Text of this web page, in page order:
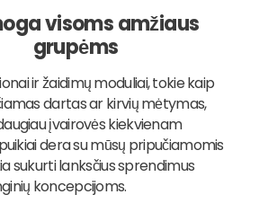
visoms amžiaus
grupėms
ir žaidimų moduliai, tokie kaip
dartas ar kirvių mėtymas,
įvairovės kiekvienam
dera su mūsų pripučiamomis
sukurti lanksčius sprendimus
koncepcijoms.